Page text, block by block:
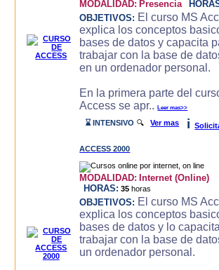
MODALIDAD: Presencia
OBJETIVOS: El curso MS
explica los conceptos
bases de datos y capacita
trabajar con la base de
en un ordenador personal.
En la primera parte del
Access se apr..Leer mas>>
⌛ INTENSIVO 🔍Ver mas i
ACCESS 2000
MODALIDAD: Internet (Online)
HORAS: 35 horas
OBJETIVOS: El curso MS
explica los conceptos
bases de datos y lo
trabajar con la base de
un ordenador personal.